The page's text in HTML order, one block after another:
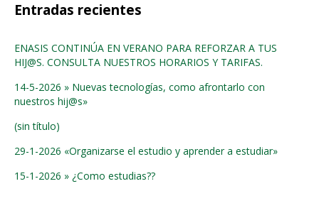
Entradas recientes
ENASIS CONTINÚA EN VERANO PARA REFORZAR A TUS
HIJ@S. CONSULTA NUESTROS HORARIOS Y TARIFAS.
14-5-2026 » Nuevas tecnologías, como afrontarlo con
nuestros hij@s»
(sin título)
29-1-2026 «Organizarse el estudio y aprender a estudiar»
15-1-2026 » ¿Como estudias??